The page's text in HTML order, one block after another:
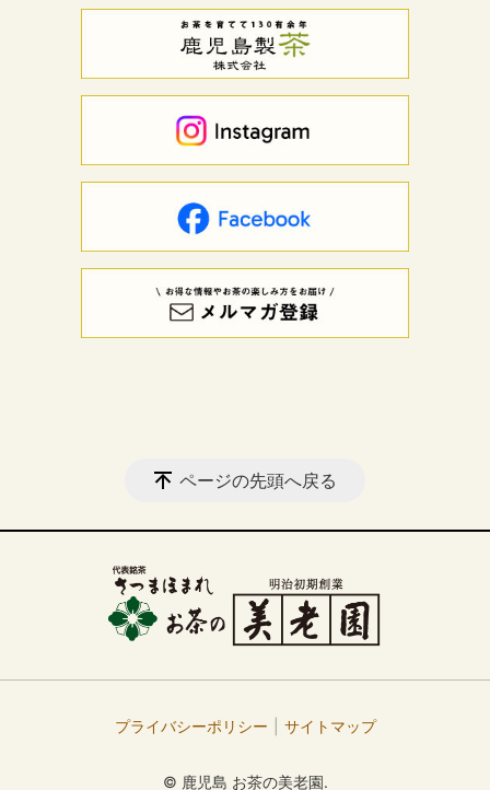
ページの先頭へ戻る
プライバシーポリシー サイトマップ
© 鹿児島 お茶の美老園.